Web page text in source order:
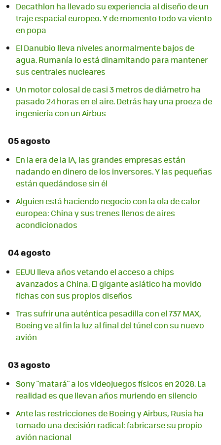
Decathlon ha llevado su experiencia al diseño de un
traje espacial europeo. Y de momento todo va viento
en popa
El Danubio lleva niveles anormalmente bajos de
agua. Rumanía lo está dinamitando para mantener
sus centrales nucleares
Un motor colosal de casi 3 metros de diámetro ha
pasado 24 horas en el aire. Detrás hay una proeza de
ingeniería con un Airbus
05 agosto
En la era de la IA, las grandes empresas están
nadando en dinero de los inversores. Y las pequeñas
están quedándose sin él
Alguien está haciendo negocio con la ola de calor
europea: China y sus trenes llenos de aires
acondicionados
04 agosto
EEUU lleva años vetando el acceso a chips
avanzados a China. El gigante asiático ha movido
fichas con sus propios diseños
Tras sufrir una auténtica pesadilla con el 737 MAX,
Boeing ve al fin la luz al final del túnel con su nuevo
avión
03 agosto
Sony "matará" a los videojuegos físicos en 2028. La
realidad es que llevan años muriendo en silencio
Ante las restricciones de Boeing y Airbus, Rusia ha
tomado una decisión radical: fabricarse su propio
avión nacional